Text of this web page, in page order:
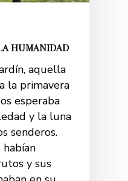
HUMANIDAD
aquella
la primavera
esperaba
y la luna
senderos.
habían
y sus